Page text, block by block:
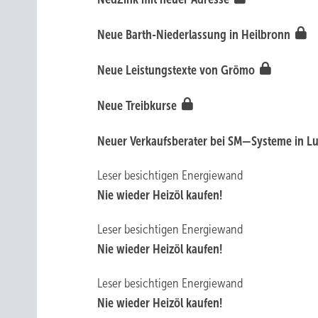
Neue Barth-Niederlassung in Heilbronn
Neue Leistungstexte von Grömo
Neue Treibkurse
Neuer Verkaufsberater bei SM—Systeme in
Leser besichtigen Energiewand
Nie wieder Heizöl kaufen!
Leser besichtigen Energiewand
Nie wieder Heizöl kaufen!
Leser besichtigen Energiewand
Nie wieder Heizöl kaufen!